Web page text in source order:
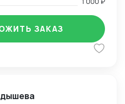
ЗАКАЗ